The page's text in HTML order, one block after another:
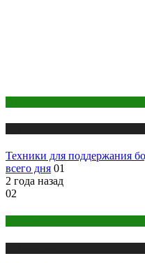
Техники для поддержания
всего дня 01
2 года назад
02